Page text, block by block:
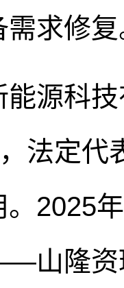
需求修
源科
法定代
2025
山隆资